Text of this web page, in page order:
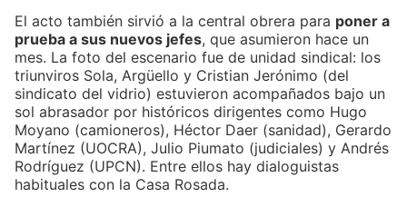
El acto también sirvió a la central obrera para poner a
prueba a sus nuevos jefes, que asumieron hace un
mes. La foto del escenario fue de unidad sindical: los
triunviros Sola, Argüello y Cristian Jerónimo (del
sindicato del vidrio) estuvieron acompañados bajo un
sol abrasador por históricos dirigentes como Hugo
Moyano (camioneros), Héctor Daer (sanidad), Gerardo
Martínez (UOCRA), Julio Piumato (judiciales) y Andrés
Rodríguez (UPCN). Entre ellos hay dialoguistas
habituales con la Casa Rosada.